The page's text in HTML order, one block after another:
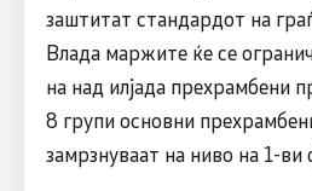
заштитат стандардот на
Влада маржите ќе се
на над илјада прехрамбени
8 групи основни
замрзнуваат на ниво на 1-ви